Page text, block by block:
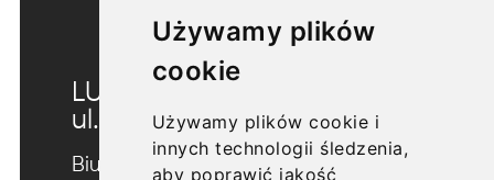
Używamy plików
cookie
Używamy plików cookie i
innych technologii śledzenia,
aby poprawić jakość
LUBLIN
ul. Morwowa 5
Biuro sprzedaży